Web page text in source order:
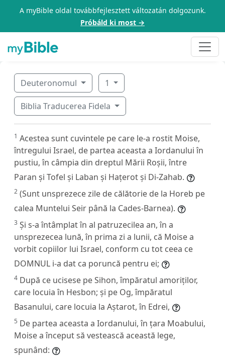
A myBible oldal továbbfejlesztett változatán dolgozunk.
Próbáld ki most →
Deuteronomul 1
Biblia Traducerea Fidela
1 Acestea sunt cuvintele pe care le-a rostit Moise,
întregului Israel, de partea aceasta a Iordanului în
pustiu, în câmpia din dreptul Mării Roșii, între
Paran și Tofel și Laban și Hațerot și Di-Zahab.
2 (Sunt unsprezece zile de călătorie de la Horeb pe
calea Muntelui Seir până la Cades-Barnea).
3 Și s-a întâmplat în al patruzecilea an, în a
unsprezecea lună, în prima zi a lunii, că Moise a
vorbit copiilor lui Israel, conform cu tot ceea ce
DOMNUL i-a dat ca poruncă pentru ei;
4 După ce ucisese pe Sihon, împăratul amoriților,
care locuia în Hesbon; și pe Og, împăratul
Basanului, care locuia la Aștarot, în Edrei,
5 De partea aceasta a Iordanului, în țara Moabului,
Moise a început să vestească această lege,
spunând: